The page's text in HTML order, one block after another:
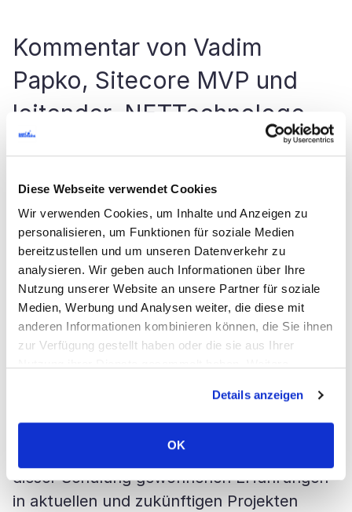
Diese Webseite verwendet Cookies
Wir verwenden Cookies, um Inhalte und Anzeigen zu
personalisieren, um Funktionen für soziale Medien
bereitzustellen und um unseren Datenverkehr zu
analysieren. Wir geben auch Informationen über Ihre
Nutzung unserer Website an unsere Partner für soziale
Medien, Werbung und Analysen weiter, die diese mit
anderen Informationen kombinieren können, die Sie ihnen
zur Verfügung gestellt haben oder die sie aus Ihrer
Details anzeigen
OK
Kommentar von Vadim
Papko, Sitecore MVP und
leitender .NETTechnologe
bei SaM Solutions
„20 Mitglieder unserer .NET-Community
haben an dem Workshop teilgenommen.
Die Veranstaltung war lebhaft und
produktiv. Alle Teilnehmer konnten ein
vorbereitetes GIT-Repository klonen und
unter der Kontrolle des Schulungsleiters
das Projekt vom anämischen zum
reichhaltigen Modell refaktorisieren.
Antworten auf alle kniffligen Fragen.
Wir hoffen, dass unsere Entwickler die bei
dieser Schulung gewonnenen Erfahrungen
in aktuellen und zukünftigen Projekten